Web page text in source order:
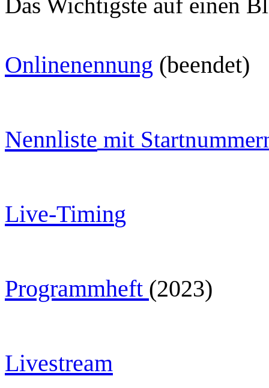
Onlinenennung (beendet)
Nennliste mit
Live-Timing
Programmheft (2023)
Livestream